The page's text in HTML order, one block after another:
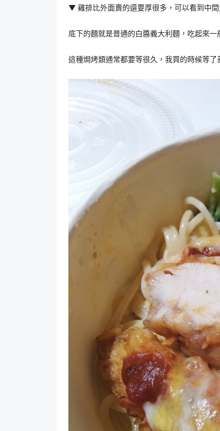
▼ 雞排比外面賣的還要厚很多，可以看到中
底下的麵就是普通的白醬義大利麵，吃起來
這種焗烤類通常都要等很久，我買的時候等